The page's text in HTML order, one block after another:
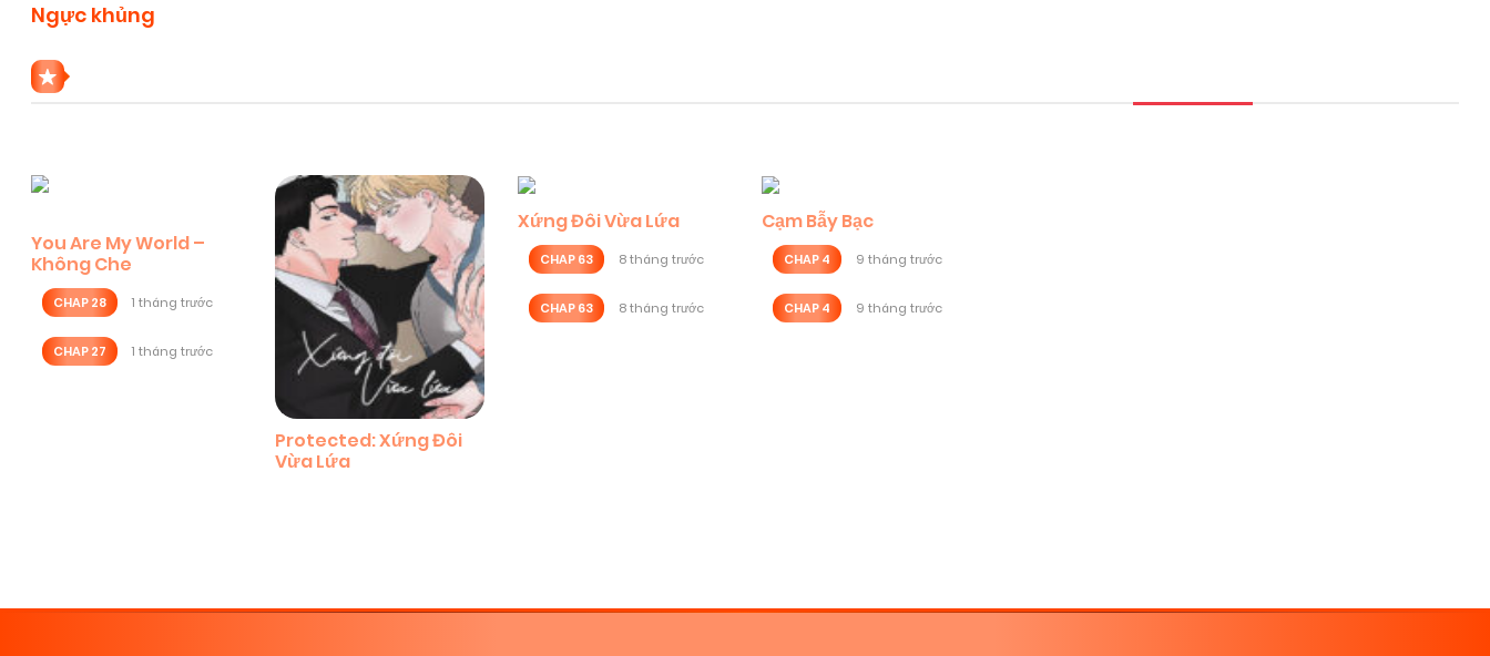
Ngực khủng
You Are My World –
Không Che
CHAP 28 1 tháng trước
CHAP 27 1 tháng trước
Protected: Xứng Đôi
Vừa Lứa
Xứng Đôi Vừa Lứa
CHAP 63 8 tháng trước
CHAP 63 8 tháng trước
Cạm Bẫy Bạc
CHAP 4 9 tháng trước
CHAP 4 9 tháng trước